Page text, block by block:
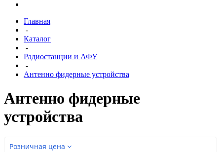
Главная
-
Каталог
-
Радиостанции и АФУ
-
Антенно фидерные устройства
Антенно фидерные
устройства
Розничная цена